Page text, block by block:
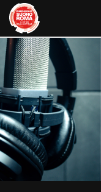
Skip
to
content